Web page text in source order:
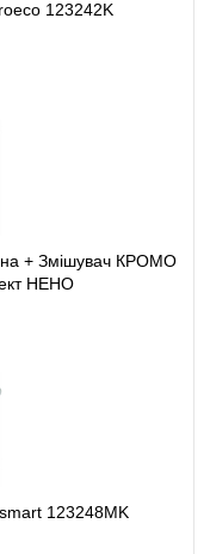
123242K
+ Змішувач КРОМО
НЕНО
123248MK